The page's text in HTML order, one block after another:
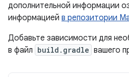
дополнительной информации
информацией в репозитории
Добавьте зависимости для
в файл build.gradle вашего